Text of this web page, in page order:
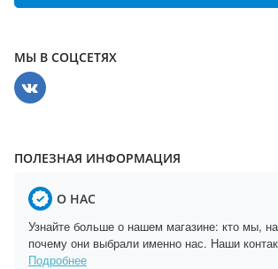
МЫ В СОЦСЕТЯХ
ПОЛЕЗНАЯ ИНФОРМАЦИЯ
О НАС
Узнайте больше о нашем магазине: кто мы,
почему они выбрали именно нас. Наши
Подробнее